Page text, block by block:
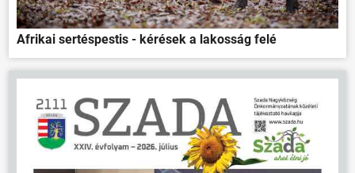
Afrikai sertéspestis - kérések a lakosság felé